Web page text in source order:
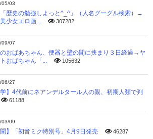
05/03
歴史の勉強しよっと^_^」（人名グーグル検索）→
少女エロ画...
307282
09/07
おばあちゃん、便器と壁の間に挟まり３日経過→ヤ
おばちゃん「...
105632
06/27
学】4代前にネアンデルタール人の親、初期人類で判
61188
03/09
聞】「初音ミク特別号」4月9日発売 46287